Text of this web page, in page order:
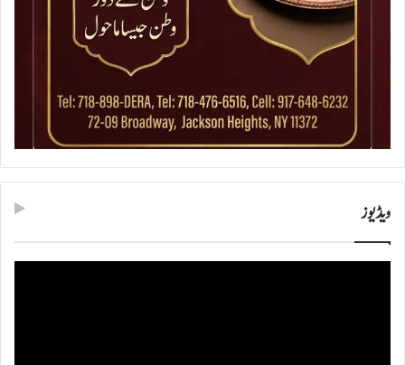
ویڈیوز